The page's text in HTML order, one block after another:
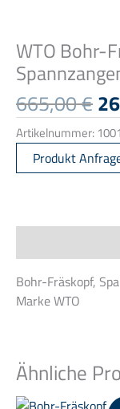
WTO Bohr-
665,00€
Artikelnummer:
Produkt
Bohr-Fräskopf,
Marke WTO
Ähnliche